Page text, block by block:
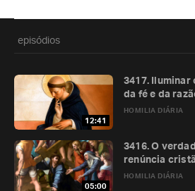
episódios
12:41
HOMILIA DIÁRIA
3417. Iluminar
da fé e da
05:00
HOMILIA DIÁRIA
3416. O
renúncia cristã